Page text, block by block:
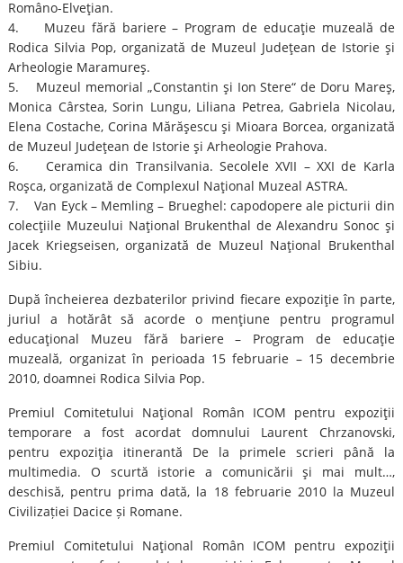
Româno-Elveţian.
4. Muzeu fără bariere – Program de educaţie muzeală de
Rodica Silvia Pop, organizată de Muzeul Judeţean de Istorie şi
Arheologie Maramureş.
5. Muzeul memorial „Constantin şi Ion Stere“ de Doru Mareş,
Monica Cârstea, Sorin Lungu, Liliana Petrea, Gabriela Nicolau,
Elena Costache, Corina Mărăşescu şi Mioara Borcea, organizată
de Muzeul Judeţean de Istorie şi Arheologie Prahova.
6. Ceramica din Transilvania. Secolele XVII – XXI de Karla
Roşca, organizată de Complexul Naţional Muzeal ASTRA.
7. Van Eyck – Memling – Brueghel: capodopere ale picturii din
colecţiile Muzeului Naţional Brukenthal de Alexandru Sonoc şi
Jacek Kriegseisen, organizată de Muzeul Naţional Brukenthal
Sibiu.
După încheierea dezbaterilor privind fiecare expoziţie în parte,
juriul a hotărât să acorde o menţiune pentru programul
educaţional Muzeu fără bariere – Program de educaţie
muzeală, organizat în perioada 15 februarie – 15 decembrie
2010, doamnei Rodica Silvia Pop.
Premiul Comitetului Naţional Român ICOM pentru expoziţii
temporare a fost acordat domnului Laurent Chrzanovski,
pentru expoziţia itinerantă De la primele scrieri până la
multimedia. O scurtă istorie a comunicării şi mai mult…,
deschisă, pentru prima dată, la 18 februarie 2010 la Muzeul
Civilizației Dacice și Romane.
Premiul Comitetului Naţional Român ICOM pentru expoziţii